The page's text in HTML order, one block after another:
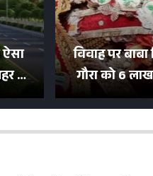
की
विवाह पर
गौरा को 6
500 भक्तों